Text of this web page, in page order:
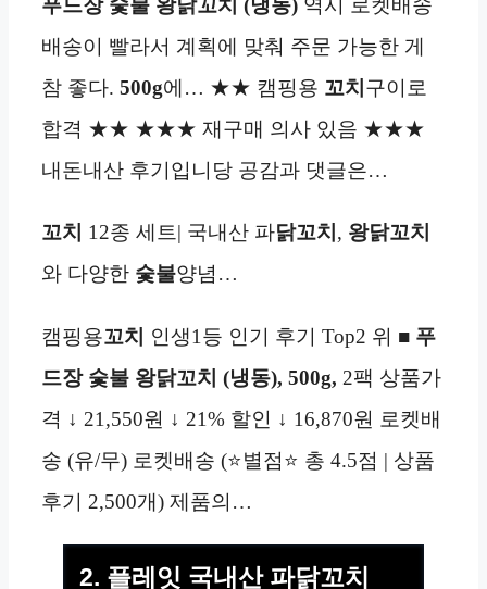
푸드장 숯불 왕닭꼬치 (냉동) 역시 로켓배송
배송이 빨라서 계획에 맞춰 주문 가능한 게
참 좋다. 500g에… ★★ 캠핑용 꼬치 구이로
합격 ★★ ★★★ 재구매 의사 있음 ★★★
내돈내산 후기입니당 공감과 댓글은…
꼬치 12종 세트| 국내산 파닭꼬치 , 왕닭꼬치
와 다양한 숯불양념…
캠핑용꼬치 인생1등 인기 후기 Top2 위 ■ 푸
드장 숯불 왕닭꼬치 (냉동), 500g, 2팩 상품가
격 ↓ 21,550원 ↓ 21% 할인 ↓ 16,870원 로켓배
송 (유/무) 로켓배송 (⭐별점⭐ 총 4.5점 | 상품
후기 2,500개) 제품의…
2. 플레잇 국내산 파닭꼬치